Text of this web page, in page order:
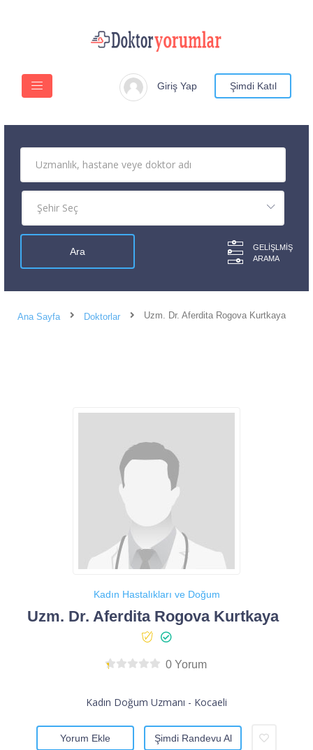
Giriş Yap Şimdi Katıl
GELIŞLMIŞ
ARAMA
Ana Sayfa Doktorlar Uzm. Dr. Aferdita Rogova Kurtkaya
Kadın Hastalıkları ve Doğum
Uzm. Dr. Aferdita Rogova Kurtkaya
0 Yorum
Kadın Doğum Uzmanı - Kocaeli
Yorum Ekle Şimdi Randevu Al